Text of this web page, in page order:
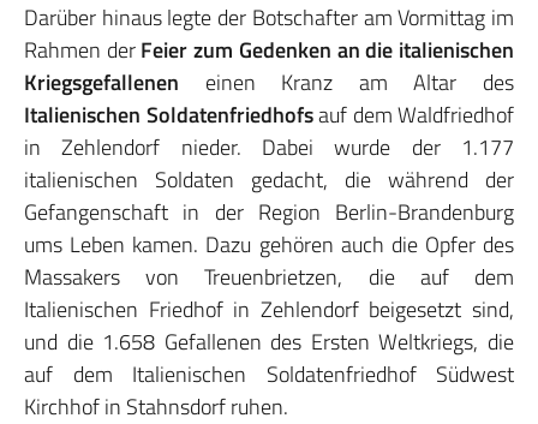
Darüber hinaus legte der Botschafter am Vormittag im
Rahmen derFeier zum Gedenken an die italienischen
Kriegsgefallenen einen Kranz am Altar des
Italienischen Soldatenfriedhofsauf dem Waldfriedhof
in Zehlendorf nieder. Dabei wurde der 1.177
italienischen Soldaten gedacht, die während der
Gefangenschaft in der Region Berlin-Brandenburg
ums Leben kamen. Dazu gehören auch die Opfer des
Massakers von Treuenbrietzen, die auf dem
Italienischen Friedhof in Zehlendorf beigesetzt sind,
und die 1.658 Gefallenen des Ersten Weltkriegs, die
auf dem Italienischen Soldatenfriedhof Südwest
Kirchhof in Stahnsdorf ruhen.